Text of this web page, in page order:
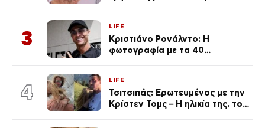
3
LIFE
Κριστιάνο Ρονάλντο: Η
φωτογραφία με τα 40
εκ. likes
4
LIFE
Τσιτσιπάς: Ερωτευμένος με την
Κρίστεν Τομς – Η ηλικία της, το